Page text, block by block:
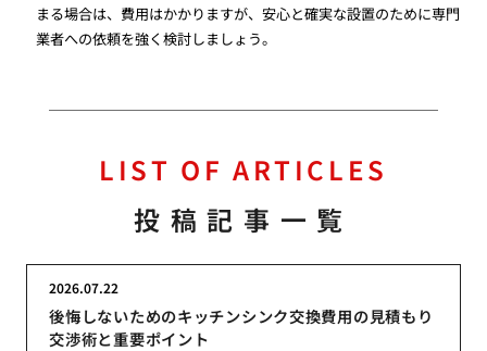
まる場合は、費用はかかりますが、安心と確実な設置のために専門
業者への依頼を強く検討しましょう。
LIST OF ARTICLES
投稿記事一覧
後悔しないためのキッチンシンク交換費用の見積もり
交渉術と重要ポイント
2026.07.22